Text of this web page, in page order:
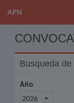
APN
Busqueda
Año
2026